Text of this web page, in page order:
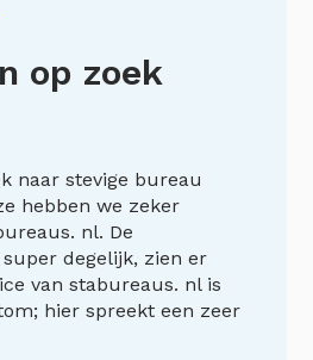
op zoek
naar stevige bureau
hebben we zeker
nl. De
degelijk, zien er
van stabureaus. nl is
hier spreekt een zeer